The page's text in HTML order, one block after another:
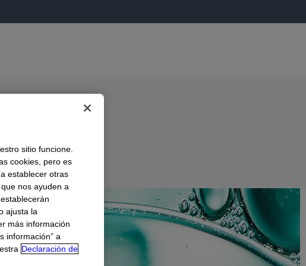
COMPRA
sitio funcione.
cookies, pero es
establecer otras
nos ayuden a
ajusta la
más información
información” a
Declaración de